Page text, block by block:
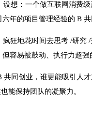
设想：一个做互联网消费
年的项目管理经验的 B
狂地花时间去思考 /研究
容易被鼓动、执行力超强
共同创业，谁更能吸引人
能保持团队的凝聚力。